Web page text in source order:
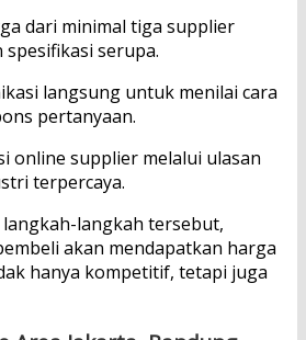
dari minimal tiga supplier
serupa.
langsung untuk menilai cara
pertanyaan.
online supplier melalui ulasan
terpercaya.
langkah tersebut,
akan mendapatkan harga
hanya kompetitif, tetapi juga